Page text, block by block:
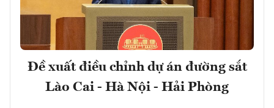
Đề xuất điều chỉnh dự án đường sắt
Lào Cai - Hà Nội - Hải Phòng